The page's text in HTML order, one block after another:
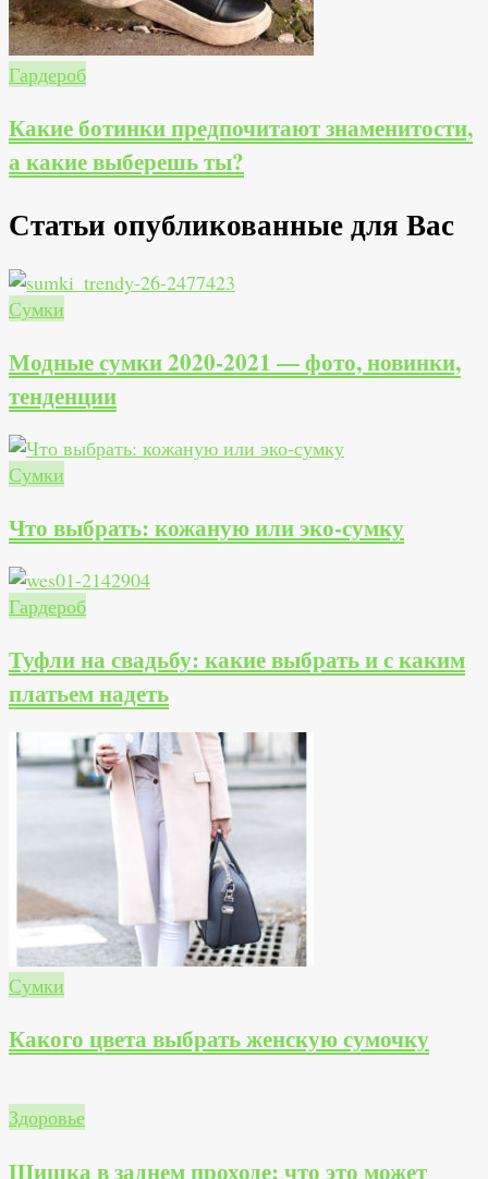
Гардероб
Какие ботинки предпочитают знаменитости,
а какие выберешь ты?
Статьи опубликованные для Вас
Сумки
Модные сумки 2020-2021 — фото, новинки,
тенденции
Сумки
Что выбрать: кожаную или эко-сумку
Гардероб
Туфли на свадьбу: какие выбрать и с каким
платьем надеть
Сумки
Какого цвета выбрать женскую сумочку
Здоровье
Шишка в заднем проходе: что это может